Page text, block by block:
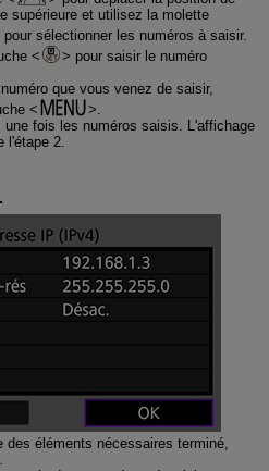
supérieure et utilisez la molette
pour sélectionner les numéros à saisir.
pour saisir le numéro
que vous venez de saisir,
.
une fois les numéros saisis. L'affichage
l'étape 2.
des éléments nécessaires terminé,